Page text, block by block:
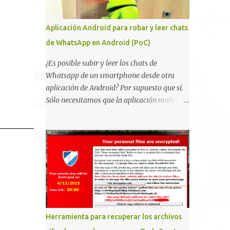
vulnerabilidad bautizada como Certighost
(CVE-2026-54121) , una elevación de
privilegios que afecta a Microsoft Active
Directory Certificate Services y que, según
Microsoft, permite que un usuario
autenticado eleve privilegios a través de la
red debido a un problema de autorización.
La vulnerabilidad ha recibido una
Certighost no es únicamente la
vulnerabilidad, sino el objetivo final.
Mientras muchos ataques contra AD CS
buscan obtener un certificado válido para ...
Aplicación Android para robar y leer chats
de WhatsApp en Android (PoC)
¿Es posible subir y leer los chats de
Whatsapp de un smartphone desde otra
aplicación de Android? Por supuesto que sí.
Sólo necesitamos que la aplicación maliciosa
(android.permission.READ_EXTERNAL_STO
RAGE). Hace unos meses se publicó en
algunos foros una guía paso a paso para
montar nuestro propio Whatsapp Stealer y
ahora Bas Bosschert ha publicado una PoC
con unas pocas modificaciones. Para
empezar con la prueba de concepto ( y ojo
que digo PoC que nos conocemos ;) )
Herramienta para recuperar los archivos